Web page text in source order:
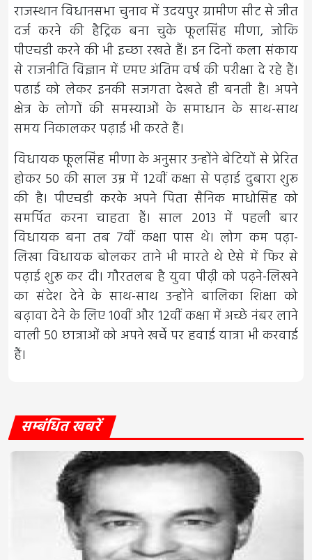
राजस्थान विधानसभा चुनाव में उदयपुर ग्रामीण सीट से जीत
दर्ज करने की हैट्रिक बना चुके फूलसिंह मीणा, जोकि
पीएचडी करने की भी इच्छा रखते हैं। इन दिनों कला संकाय
से राजनीति विज्ञान में एमए अंतिम वर्ष की परीक्षा दे रहे हैं।
पढाई को लेकर इनकी सजगता देखते ही बनती है। अपने
क्षेत्र के लोगों की समस्याओं के समाधान के साथ-साथ
समय निकालकर पढ़ाई भी करते हैं।
विधायक फूलसिंह मीणा के अनुसार उन्होंने बेटियों से प्रेरित
होकर 50 की साल उम्र में 12वीं कक्षा से पढ़ाई दुबारा शुरू
की है। पीएचडी करके अपने पिता सैनिक माधोसिंह को
समर्पित करना चाहता हैं। साल 2013 में पहली बार
विधायक बना तब 7वीं कक्षा पास थे। लोग कम पढ़ा-
लिखा विधायक बोलकर ताने भी मारते थे ऐसे में फिर से
पढ़ाई शुरू कर दी। गौरतलब है युवा पीढ़ी को पढ़ने-लिखने
का संदेश देने के साथ-साथ उन्होंने बालिका शिक्षा को
बढ़ावा देने के लिए 10वीं और 12वीं कक्षा में अच्छे नंबर लाने
वाली 50 छात्राओं को अपने खर्चे पर हवाई यात्रा भी करवाई
हैं।
सम्बंधित खबरें